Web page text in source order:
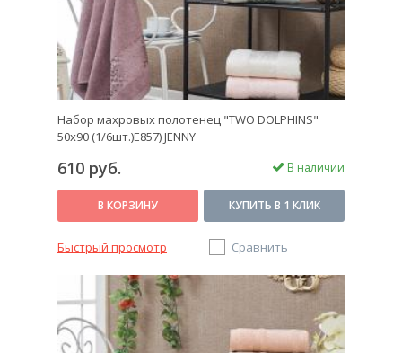
Набор махровых полотенец "TWO DOLPHINS"
50х90 (1/6шт.)E857) JENNY
610 руб. В наличии
В КОРЗИНУ КУПИТЬ В 1 КЛИК
Быстрый просмотр Сравнить